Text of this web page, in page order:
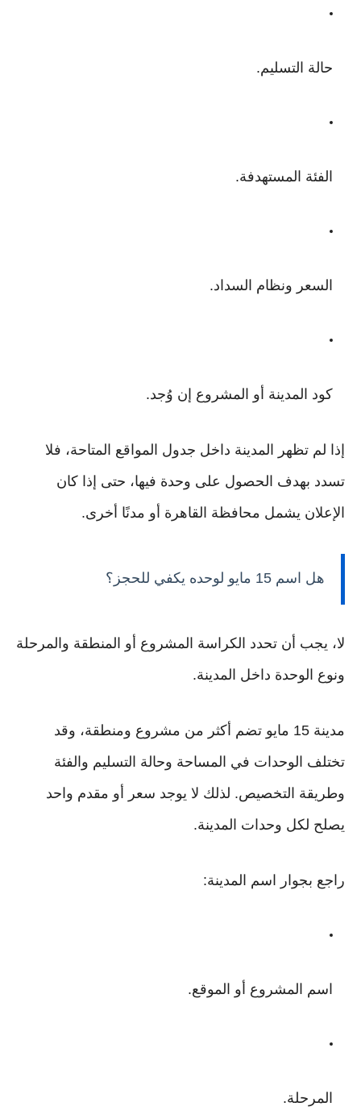
حالة التسليم.
الفئة المستهدفة.
السعر ونظام السداد.
كود المدينة أو المشروع إن وُجد.
إذا لم تظهر المدينة داخل جدول المواقع المتاحة، فلا
تسدد بهدف الحصول على وحدة فيها، حتى إذا كان
الإعلان يشمل محافظة القاهرة أو مدنًا أخرى.
هل اسم 15 مايو لوحده يكفي للحجز؟
لا، يجب أن تحدد الكراسة المشروع أو المنطقة والمرحلة
ونوع الوحدة داخل المدينة.
مدينة 15 مايو تضم أكثر من مشروع ومنطقة، وقد
تختلف الوحدات في المساحة وحالة التسليم والفئة
وطريقة التخصيص. لذلك لا يوجد سعر أو مقدم واحد
يصلح لكل وحدات المدينة.
راجع بجوار اسم المدينة:
اسم المشروع أو الموقع.
المرحلة.